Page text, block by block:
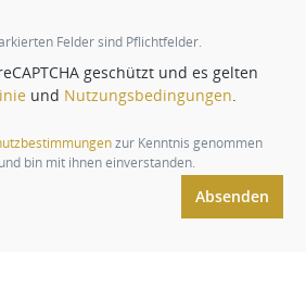
Felder sind Pflichtfelder.
geschützt und es gelten
und Nutzungsbedingungen
zur Kenntnis genommen
bin mit ihnen einverstanden.
Absenden